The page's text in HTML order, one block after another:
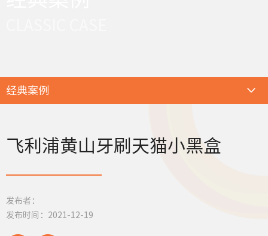
经典案例
飞利浦黄山牙刷天猫小黑盒
发布者：
发布时间：2021-12-19